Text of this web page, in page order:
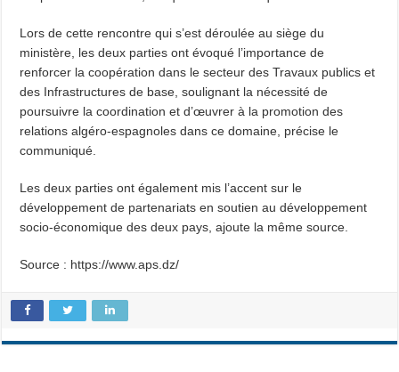
Lors de cette rencontre qui s’est déroulée au siège du
ministère, les deux parties ont évoqué l’importance de
renforcer la coopération dans le secteur des Travaux publics et
des Infrastructures de base, soulignant la nécessité de
poursuivre la coordination et d’œuvrer à la promotion des
relations algéro-espagnoles dans ce domaine, précise le
communiqué.
Les deux parties ont également mis l’accent sur le
développement de partenariats en soutien au développement
socio-économique des deux pays, ajoute la même source.
Source : https://www.aps.dz/